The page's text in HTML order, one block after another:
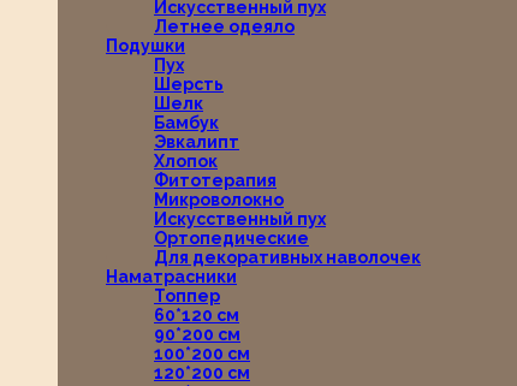
Искусственный пух
Летнее одеяло
Подушки
Пух
Шерсть
Шелк
Бамбук
Эвкалипт
Хлопок
Фитотерапия
Микроволокно
Искусственный пух
Ортопедические
Для декоративных наволочек
Наматрасники
Топпер
60*120 см
90*200 см
100*200 см
120*200 см